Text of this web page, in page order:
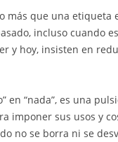
más que una etiqueta
incluso cuando
y hoy, insisten en
en “nada”, es una
imponer sus usos y
no se borra ni se